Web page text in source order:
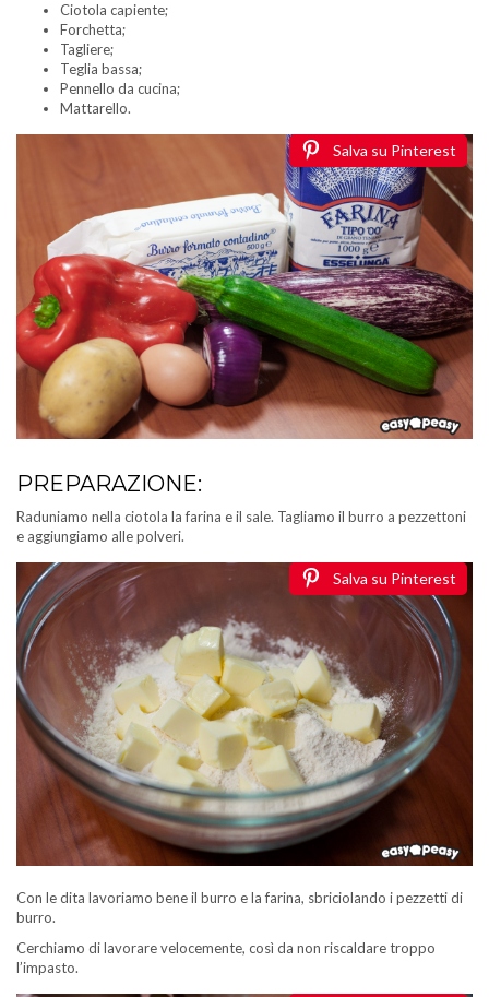
Ciotola capiente;
Forchetta;
Tagliere;
Teglia bassa;
Pennello da cucina;
Mattarello.
Salva su Pinterest
PREPARAZIONE:
Raduniamo nella ciotola la farina e il sale. Tagliamo il burro a pezzettoni
e aggiungiamo alle polveri.
Salva su Pinterest
Con le dita lavoriamo bene il burro e la farina, sbriciolando i pezzetti di
burro.
Cerchiamo di lavorare velocemente, così da non riscaldare troppo
l’impasto.